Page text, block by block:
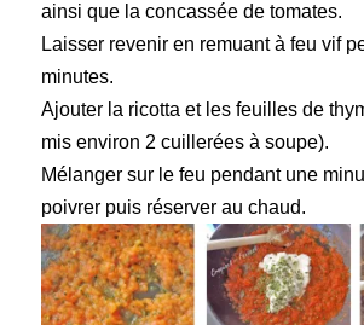
ainsi que la concassée de tomates.
Laisser revenir en remuant à feu vif
minutes.
Ajouter la ricotta et les feuilles de
mis environ 2 cuillerées à soupe).
Mélanger sur le feu pendant une
poivrer puis réserver au chaud.